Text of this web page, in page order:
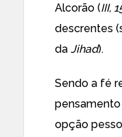
Alcorão (III,
descrentes
da Jihad).
Sendo a fé
opção